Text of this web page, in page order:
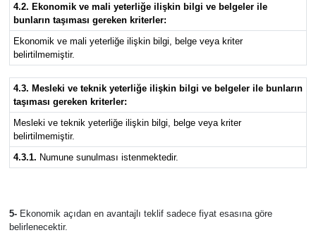
4.2. Ekonomik ve mali yeterliğe ilişkin bilgi ve belgeler ile
bunların taşıması gereken kriterler:
Ekonomik ve mali yeterliğe ilişkin bilgi, belge veya kriter
belirtilmemiştir.
4.3. Mesleki ve teknik yeterliğe ilişkin bilgi ve belgeler ile bunların
taşıması gereken kriterler:
Mesleki ve teknik yeterliğe ilişkin bilgi, belge veya kriter
belirtilmemiştir.
4.3.1. Numune sunulması istenmektedir.
5-Ekonomik açıdan en avantajlı teklif sadece fiyat esasına göre
belirlenecektir.